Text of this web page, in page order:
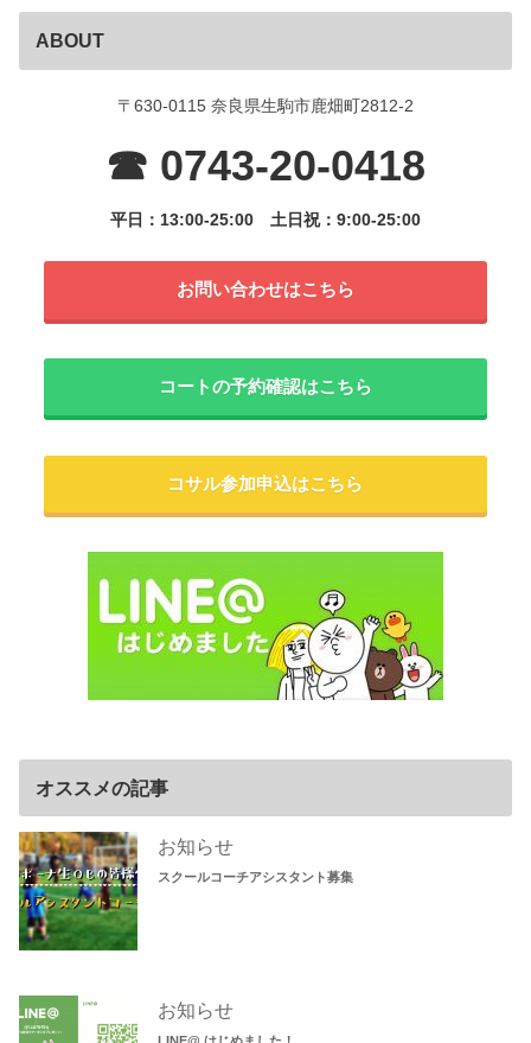
ABOUT
〒630-0115 奈良県生駒市鹿畑町2812-2
☎ 0743-20-0418
平日：13:00-25:00 土日祝：9:00-25:00
お問い合わせはこちら
コートの予約確認はこちら
コサル参加申込はこちら
オススメの記事
お知らせ
スクールコーチアシスタント募集
お知らせ